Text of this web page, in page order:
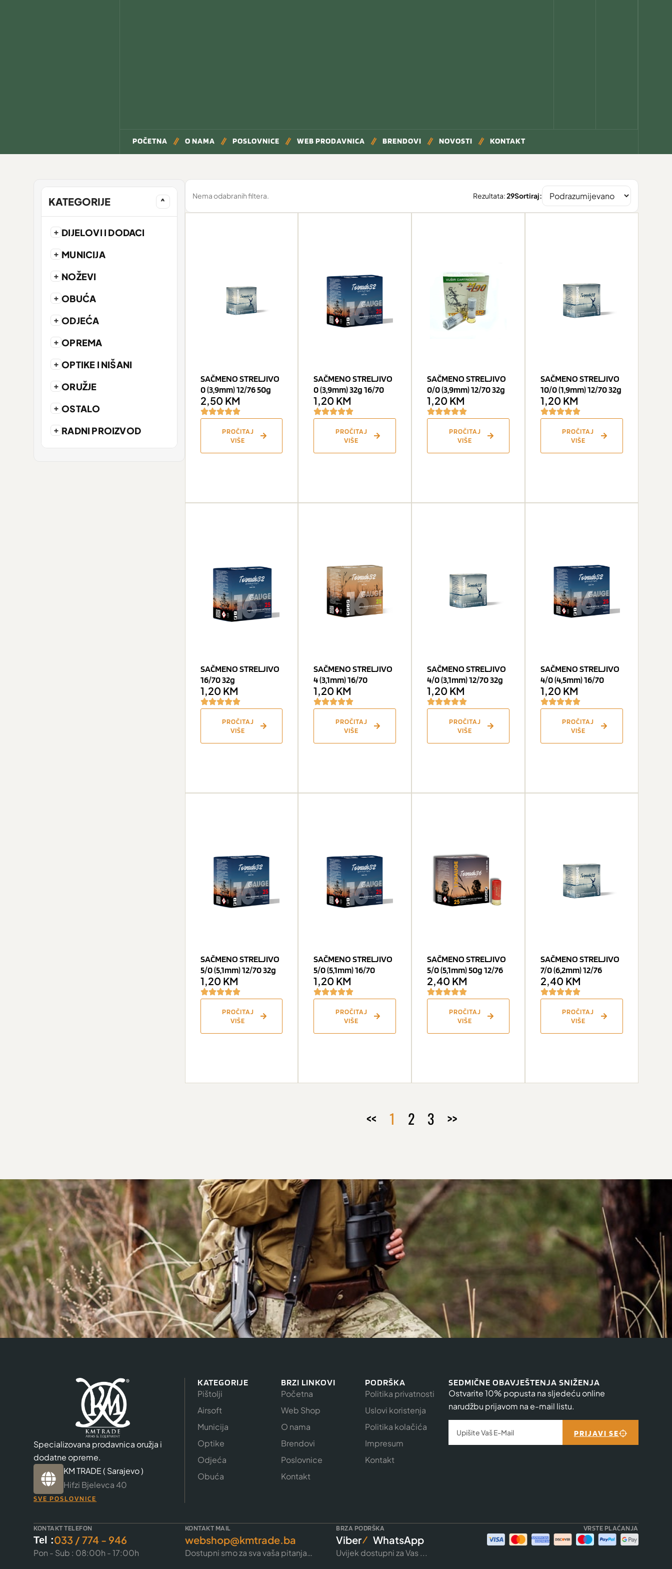
POČETNA O NAMA POSLOVNICE WEB PRODAVNICA BRENDOVI NOVOSTI KONTAKT
KATEGORIJE ^
+ DIJELOVI I DODACI
+ MUNICIJA
+ NOŽEVI
+ OBUĆA
+ ODJEĆA
+ OPREMA
+ OPTIKE I NIŠANI
+ ORUŽJE
+ OSTALO
+ RADNI PROIZVOD
Nema odabranih filtera. Rezultata:29Sortiraj:
SAČMENO STRELJIVO
0 (3,9mm) 12/76 50g
2,50 KM
PROČITAJ
VIŠE
SAČMENO STRELJIVO
0 (3,9mm) 32g 16/70
1,20 KM
PROČITAJ
VIŠE
SAČMENO STRELJIVO
0/0 (3,9mm) 12/70 32g
1,20 KM
PROČITAJ
VIŠE
SAČMENO STRELJIVO
10/0 (1,9mm) 12/70 32g
1,20 KM
PROČITAJ
VIŠE
SAČMENO STRELJIVO
16/70 32g
1,20 KM
PROČITAJ
VIŠE
SAČMENO STRELJIVO
4 (3,1mm) 16/70
1,20 KM
PROČITAJ
VIŠE
SAČMENO STRELJIVO
4/0 (3,1mm) 12/70 32g
1,20 KM
PROČITAJ
VIŠE
SAČMENO STRELJIVO
4/0 (4,5mm) 16/70
1,20 KM
PROČITAJ
VIŠE
SAČMENO STRELJIVO
5/0 (5,1mm) 12/70 32g
1,20 KM
PROČITAJ
VIŠE
SAČMENO STRELJIVO
5/0 (5,1mm) 16/70
1,20 KM
PROČITAJ
VIŠE
SAČMENO STRELJIVO
5/0 (5,1mm) 50g 12/76
2,40 KM
PROČITAJ
VIŠE
SAČMENO STRELJIVO
7/0 (6,2mm) 12/76
2,40 KM
PROČITAJ
VIŠE
<< 1 2 3 >>
Specializovana prodavnica oružja i
dodatne opreme.
KM TRADE ( Sarajevo )
Hifzi Bjelevca 40
SVE POSLOVNICE
KATEGORIJE
Pištolji
Airsoft
Municija
Optike
Odjeća
Obuća
BRZI LINKOVI
Početna
Web Shop
O nama
Brendovi
Poslovnice
Kontakt
PODRŠKA
Politika privatnosti
Uslovi koristenja
Politika kolačića
Impresum
Kontakt
SEDMIČNE OBAVJEŠTENJA SNIŽENJA
Ostvarite 10% popusta na sljedeću online
narudžbu prijavom na e-mail listu.
PRIJAVI SE
KONTAKT TELEFON
Tel :033 / 774 - 946
Pon - Sub : 08:00h - 17:00h
KONTAKT MAIL
webshop@kmtrade.ba
Dostupni smo za sva vaša pitanja…
BRZA PODRŠKA
Viber WhatsApp
Uvijek dostupni za Vas ...
VRSTE PLAĆANJA